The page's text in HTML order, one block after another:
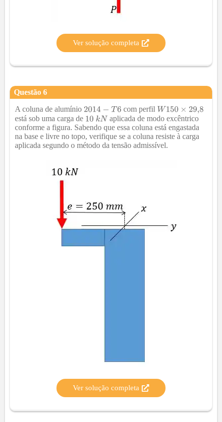
Ver solução completa
Questão 6
A coluna de alumínio
com perfil
está sob uma carga de
aplicada de modo excêntrico
conforme a figura. Sabendo que essa coluna está engastada
na base e livre no topo, verifique se a coluna resiste à carga
aplicada segundo o método da tensão admissível.
Ver solução completa